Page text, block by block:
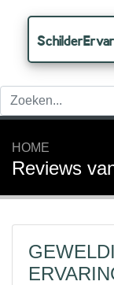
HOME
Reviews